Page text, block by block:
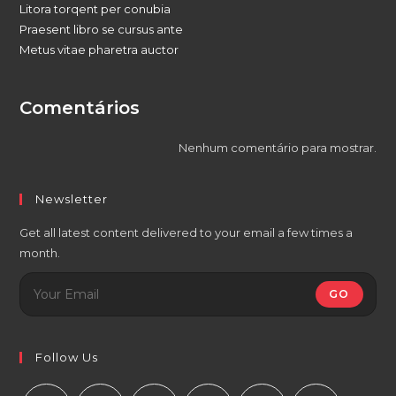
Litora torqent per conubia
Praesent libro se cursus ante
Metus vitae pharetra auctor
Comentários
Nenhum comentário para mostrar.
Newsletter
Get all latest content delivered to your email a few times a
month.
GO
Follow Us